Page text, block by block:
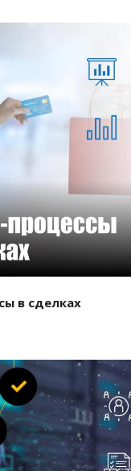
в сделках